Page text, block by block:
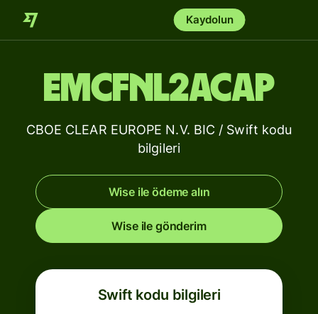
Kaydolun
EMCFNL2ACAP
CBOE CLEAR EUROPE N.V. BIC / Swift kodu
bilgileri
Wise ile ödeme alın
Wise ile gönderim
Swift kodu bilgileri